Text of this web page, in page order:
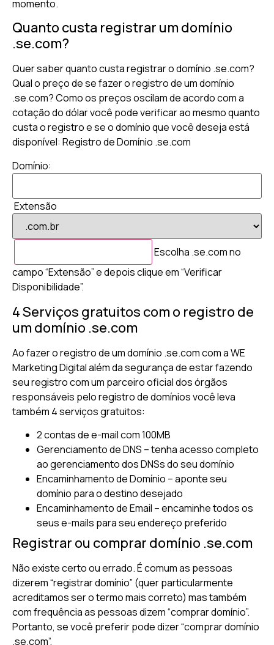
momento.
Quanto custa registrar um domínio
.se.com?
Quer saber quanto custa registrar o domínio .se.com?
Qual o preço de se fazer o registro de um domínio
.se.com? Como os preços oscilam de acordo com a
cotação do dólar você pode verificar ao mesmo quanto
custa o registro e se o domínio que você deseja está
disponível: Registro de Domínio .se.com
Domínio:
Extensão
Escolha .se.com no
campo “Extensão” e depois clique em “Verificar
Disponibilidade”.
4 Serviços gratuitos com o registro de
um domínio .se.com
Ao fazer o registro de um domínio .se.com com a WE
Marketing Digital além da segurança de estar fazendo
seu registro com um parceiro oficial dos órgãos
responsáveis pelo registro de domínios você leva
também 4 serviços gratuitos:
2 contas de e-mail com 100MB
Gerenciamento de DNS – tenha acesso completo
ao gerenciamento dos DNSs do seu domínio
Encaminhamento de Domínio – aponte seu
domínio para o destino desejado
Encaminhamento de Email – encaminhe todos os
seus e-mails para seu endereço preferido
Registrar ou comprar domínio .se.com
Não existe certo ou errado. É comum as pessoas
dizerem “registrar domínio” (quer particularmente
acreditamos ser o termo mais correto) mas também
com frequência as pessoas dizem “comprar domínio”.
Portanto, se você preferir pode dizer “comprar domínio
.se.com”.